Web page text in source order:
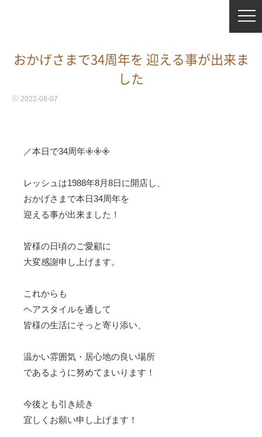
おかげさまで34周年を 迎える事が出来ま
した
2022-08-07
／本日で34周年𖧷𖧷𖧷
レッシュは1988年8月8日に開店し、
おかげさまで本日34周年を
迎える事が出来ました！
皆様の日頃のご愛顧に
大変感謝申し上げます。
これからも
ヘアスタイルを通して
皆様の生活にそっと寄り添い、
温かい雰囲気・居心地の良い場所
であるように努めてまいります！
今後とも引き続き
宜しくお願い申し上げます！